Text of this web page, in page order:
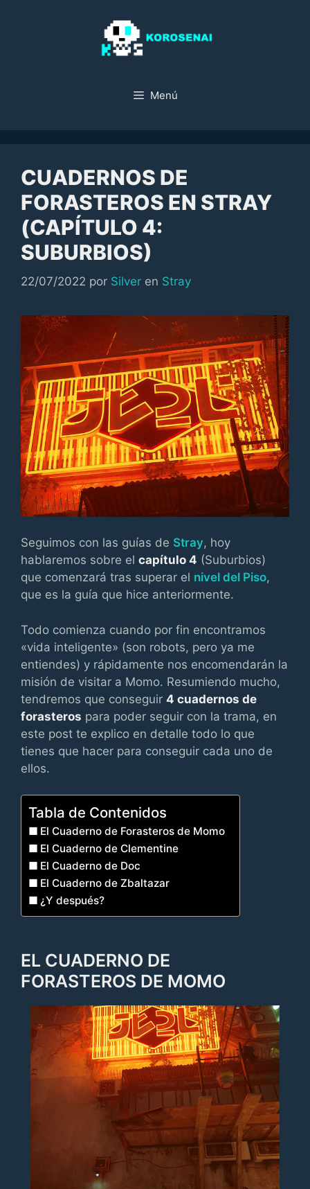
Menú
CUADERNOS DE
FORASTEROS EN STRAY
(CAPÍTULO 4:
SUBURBIOS)
22/07/2022 por Silver en Categorías
Stray
Seguimos con las guías de Stray, hoy
hablaremos sobre el capítulo 4 (Suburbios)
que comenzará tras superar el nivel del Piso,
que es la guía que hice anteriormente.
Todo comienza cuando por fin encontramos
«vida inteligente» (son robots, pero ya me
entiendes) y rápidamente nos encomendarán la
misión de visitar a Momo. Resumiendo mucho,
tendremos que conseguir 4 cuadernos de
forasteros para poder seguir con la trama, en
este post te explico en detalle todo lo que
tienes que hacer para conseguir cada uno de
ellos.
Tabla de Contenidos
El Cuaderno de Forasteros de Momo
El Cuaderno de Clementine
El Cuaderno de Doc
El Cuaderno de Zbaltazar
¿Y después?
EL CUADERNO DE
FORASTEROS DE MOMO